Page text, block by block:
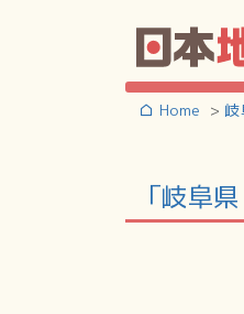
Home 岐
「岐阜